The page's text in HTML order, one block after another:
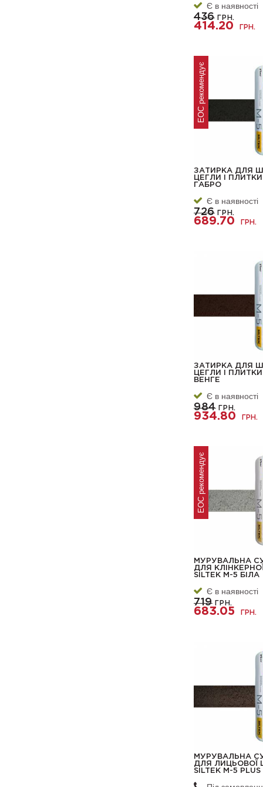
Є в наявності
436ГРН.
414.20 ГРН.
ЕОС рекомендує
ЗАТИРКА ДЛЯ
ЦЕГЛИ І
ГАБРО
Є в наявності
726ГРН.
689.70 ГРН.
ЗАТИРКА ДЛЯ
ЦЕГЛИ І
ВЕНГЕ
Є в наявності
984ГРН.
934.80 ГРН.
ЕОС рекомендує
МУРУВАЛЬНА
ДЛЯ
SILTEK М-5 БІЛА
Є в наявності
719ГРН.
683.05 ГРН.
МУРУВАЛЬНА
ДЛЯ ЛИЦЬОВОЇ
SILTEK М-5